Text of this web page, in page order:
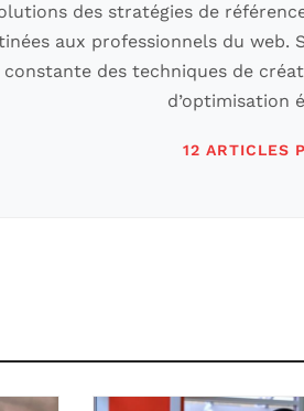
des stratégies de
aux professionnels du web.
constante des techniques de
d’optimisation
12 ARTICLES